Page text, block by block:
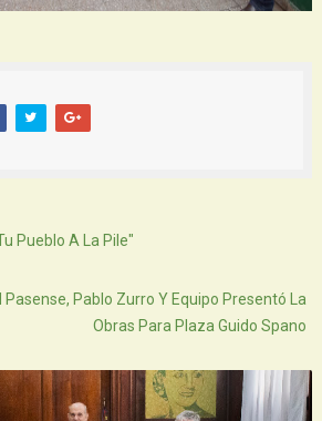
Pueblo A La Pile"
Pablo Zurro Y Equipo Presentó La
Obras Para Plaza Guido Spano